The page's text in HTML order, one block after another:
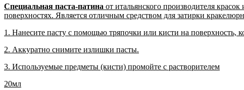
Специальная паста-патина от итальянского производителя
поверхностях. Является отличным средством для затирки
1. Нанесите пасту с помощью тряпочки или кисти на поверхность,
2. Аккуратно снимите излишки пасты.
3. Используемые предметы (кисти) промойте с растворителем
20мл